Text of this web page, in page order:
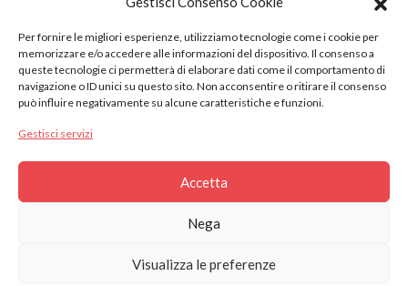
Per fornire le migliori esperienze, utilizziamo tecnologie come i cookie per
memorizzare e/o accedere alle informazioni del dispositivo. Il consenso a
queste tecnologie ci permetterà di elaborare dati come il comportamento di
navigazione o ID unici su questo sito. Non acconsentire o ritirare il consenso
può influire negativamente su alcune caratteristiche e funzioni.
Gestisci servizi
Accetta
Nega
Visualizza le preferenze
2023 © Gres Italia Online. All Rights Reserved.
Piazza S. Marinai n°4, Santa Maria a Monte, 56020 (PI)
C.F. e P.IVA 02444220509